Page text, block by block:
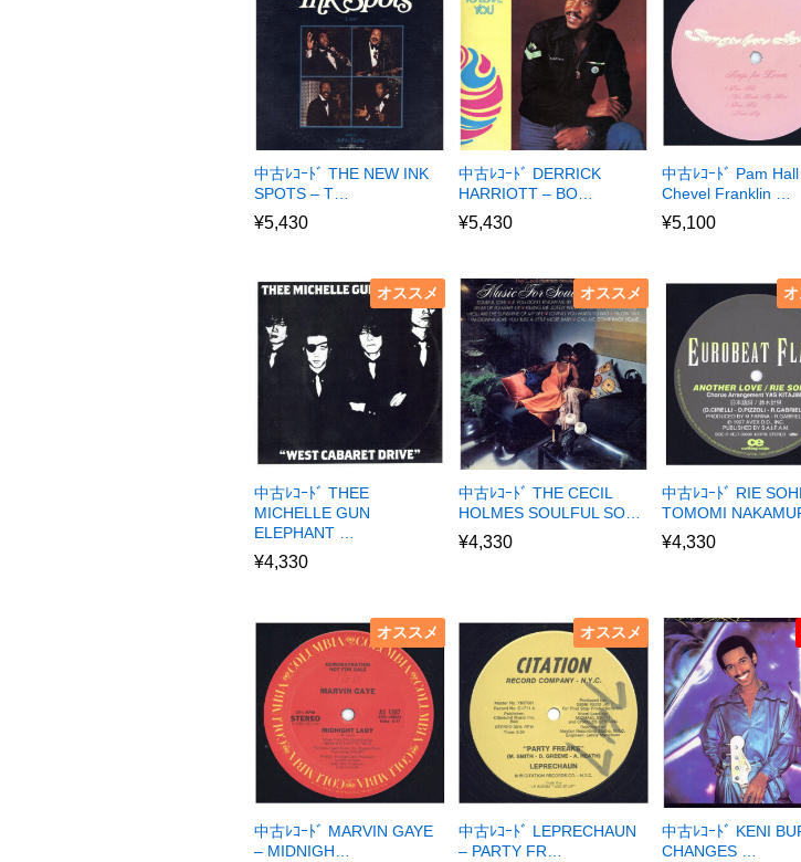
中古ﾚｺｰﾄﾞ THE NEW INK
SPOTS – T…
¥5,430
中古ﾚｺｰﾄﾞ DERRICK
HARRIOTT – BO…
¥5,430
中古ﾚｺｰﾄﾞ Pam
Chevel Franklin …
¥5,100
オススメ
中古ﾚｺｰﾄﾞ THEE
MICHELLE GUN
ELEPHANT …
¥4,330
オススメ
中古ﾚｺｰﾄﾞ THE CECIL
HOLMES SOULFUL SO…
¥4,330
中古ﾚｺｰﾄﾞ RIE
TOMOMI
¥4,330
オススメ
中古ﾚｺｰﾄﾞ MARVIN GAYE
– MIDNIGH…
オススメ
中古ﾚｺｰﾄﾞ LEPRECHAUN
– PARTY FR…
中古ﾚｺｰﾄﾞ KENI
CHANGES …